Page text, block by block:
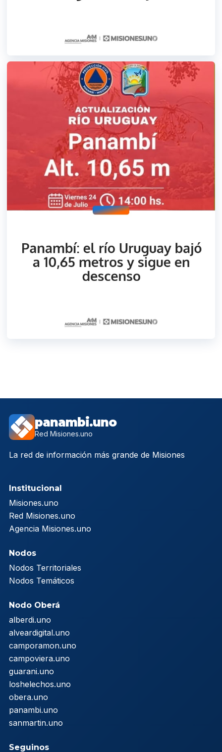
panambi.uno
Red Misiones.uno
La red de información más grande de Misiones
Institucional
Misiones.uno
Red Misiones.uno
Agencia Misiones.uno
Nodos
Nodos Territoriales
Nodos Temáticos
Nodo Oberá
alberdi.uno
alveardigital.uno
camporamon.uno
campoviera.uno
guarani.uno
loshelechos.uno
obera.uno
panambi.uno
sanmartin.uno
Seguinos